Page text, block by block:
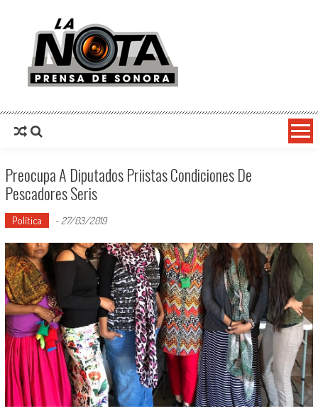
La Nota Prensa De Sonora
Preocupa A Diputados Priistas Condiciones De
Pescadores Seris
Política - 27/03/2019